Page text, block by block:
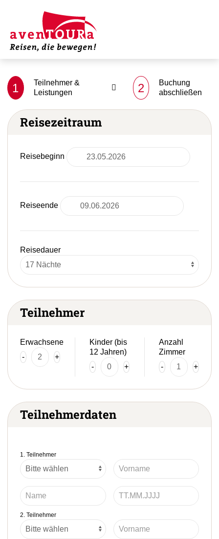
1
Teilnehmer &
Leistungen
2
Buchung
abschließen
Reisezeitraum
Reisebeginn
Reiseende
Reisedauer
Teilnehmer
Erwachsene
-
+
Kinder (bis
12 Jahren)
-
+
Anzahl
Zimmer
-
+
Teilnehmerdaten
1. Teilnehmer
2. Teilnehmer